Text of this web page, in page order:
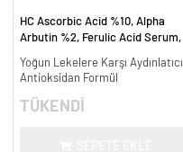
HC Ascorbic Acid %10, Alpha
Arbutin %2, Ferulic Acid Serum,
ml.
Yoğun Lekelere Karşı Aydınlatıcı
Antioksidan Formül
TÜKENDİ